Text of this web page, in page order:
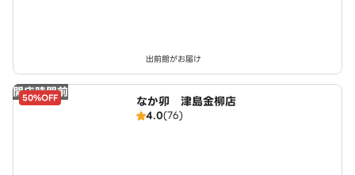
出前館がお届け
開店時間前
50%OFF なか卯 津島金柳店
4.0(76)